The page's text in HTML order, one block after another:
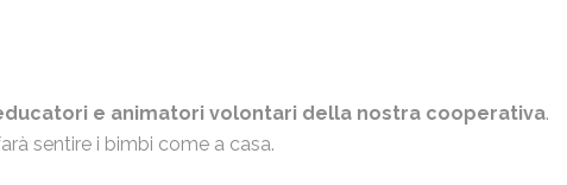
e animatori volontari della nostra cooperativa.
sentire i bimbi come a casa.